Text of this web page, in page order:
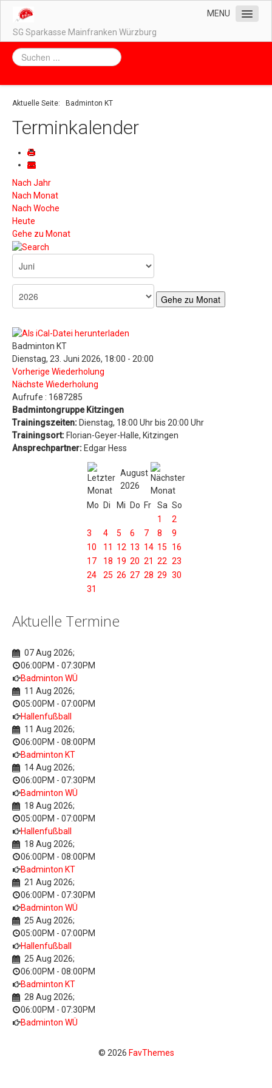
SG Sparkasse Mainfranken Würzburg
MENU
Home
Downloads
Aktuelle Seite: Badminton KT
Terminkalender
Nach Jahr
Nach Monat
Nach Woche
Heute
Gehe zu Monat
Gehe zu Monat
Badminton KT
Dienstag, 23. Juni 2026, 18:00 - 20:00
Vorherige Wiederholung
Nächste Wiederholung
Aufrufe : 1687285
Badmintongruppe Kitzingen
Trainingszeiten:Dienstag, 18:00 Uhr bis 20:00 Uhr
Trainingsort:Florian-Geyer-Halle, Kitzingen
Ansprechpartner:Edgar Hess
August
2026
Mo Di Mi Do Fr Sa So
1
2
3
4 5 6 7 8
9
10
11 12 13 14 15
16
17
18 19 20 21 22 23
24
25 26 27 28 29 30
31
Aktuelle Termine
07 Aug 2026;
06:00PM - 07:30PM
Badminton WÜ
11 Aug 2026;
05:00PM - 07:00PM
Hallenfußball
11 Aug 2026;
06:00PM - 08:00PM
Badminton KT
14 Aug 2026;
06:00PM - 07:30PM
Badminton WÜ
18 Aug 2026;
05:00PM - 07:00PM
Hallenfußball
18 Aug 2026;
06:00PM - 08:00PM
Badminton KT
21 Aug 2026;
06:00PM - 07:30PM
Badminton WÜ
25 Aug 2026;
05:00PM - 07:00PM
Hallenfußball
25 Aug 2026;
06:00PM - 08:00PM
Badminton KT
28 Aug 2026;
06:00PM - 07:30PM
Badminton WÜ
© 2026 FavThemes